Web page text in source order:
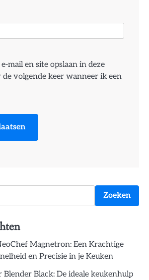
mail en site opslaan in deze
volgende keer wanneer ik een
Zoeken
Magnetron: Een Krachtige
en Precisie in je Keuken
Black: De ideale keukenhulp